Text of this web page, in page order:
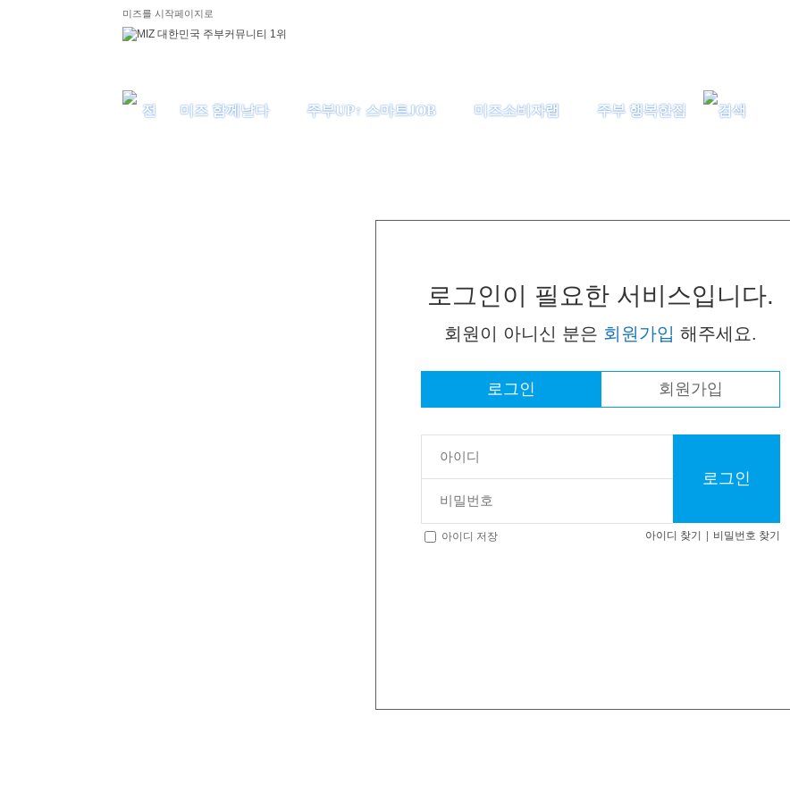
미즈를 시작페이지로
미즈 함께날다 주부UP↑ 스마트JOB 미즈소비자랩 주부 행복한집
로그인이 필요한 서비스입니다.
회원이 아니신 분은 회원가입 해주세요.
로그인 회원가입
로그인
아이디 저장 아이디 찾기 | 비밀번호 찾기